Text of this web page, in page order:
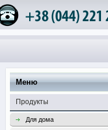
Меню
Продукты
Для дома